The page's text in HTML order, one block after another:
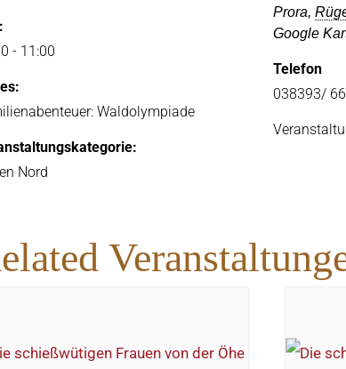
- 11:00
Waldolympiade
Nord
Prora,
Google
Telefon
038393/